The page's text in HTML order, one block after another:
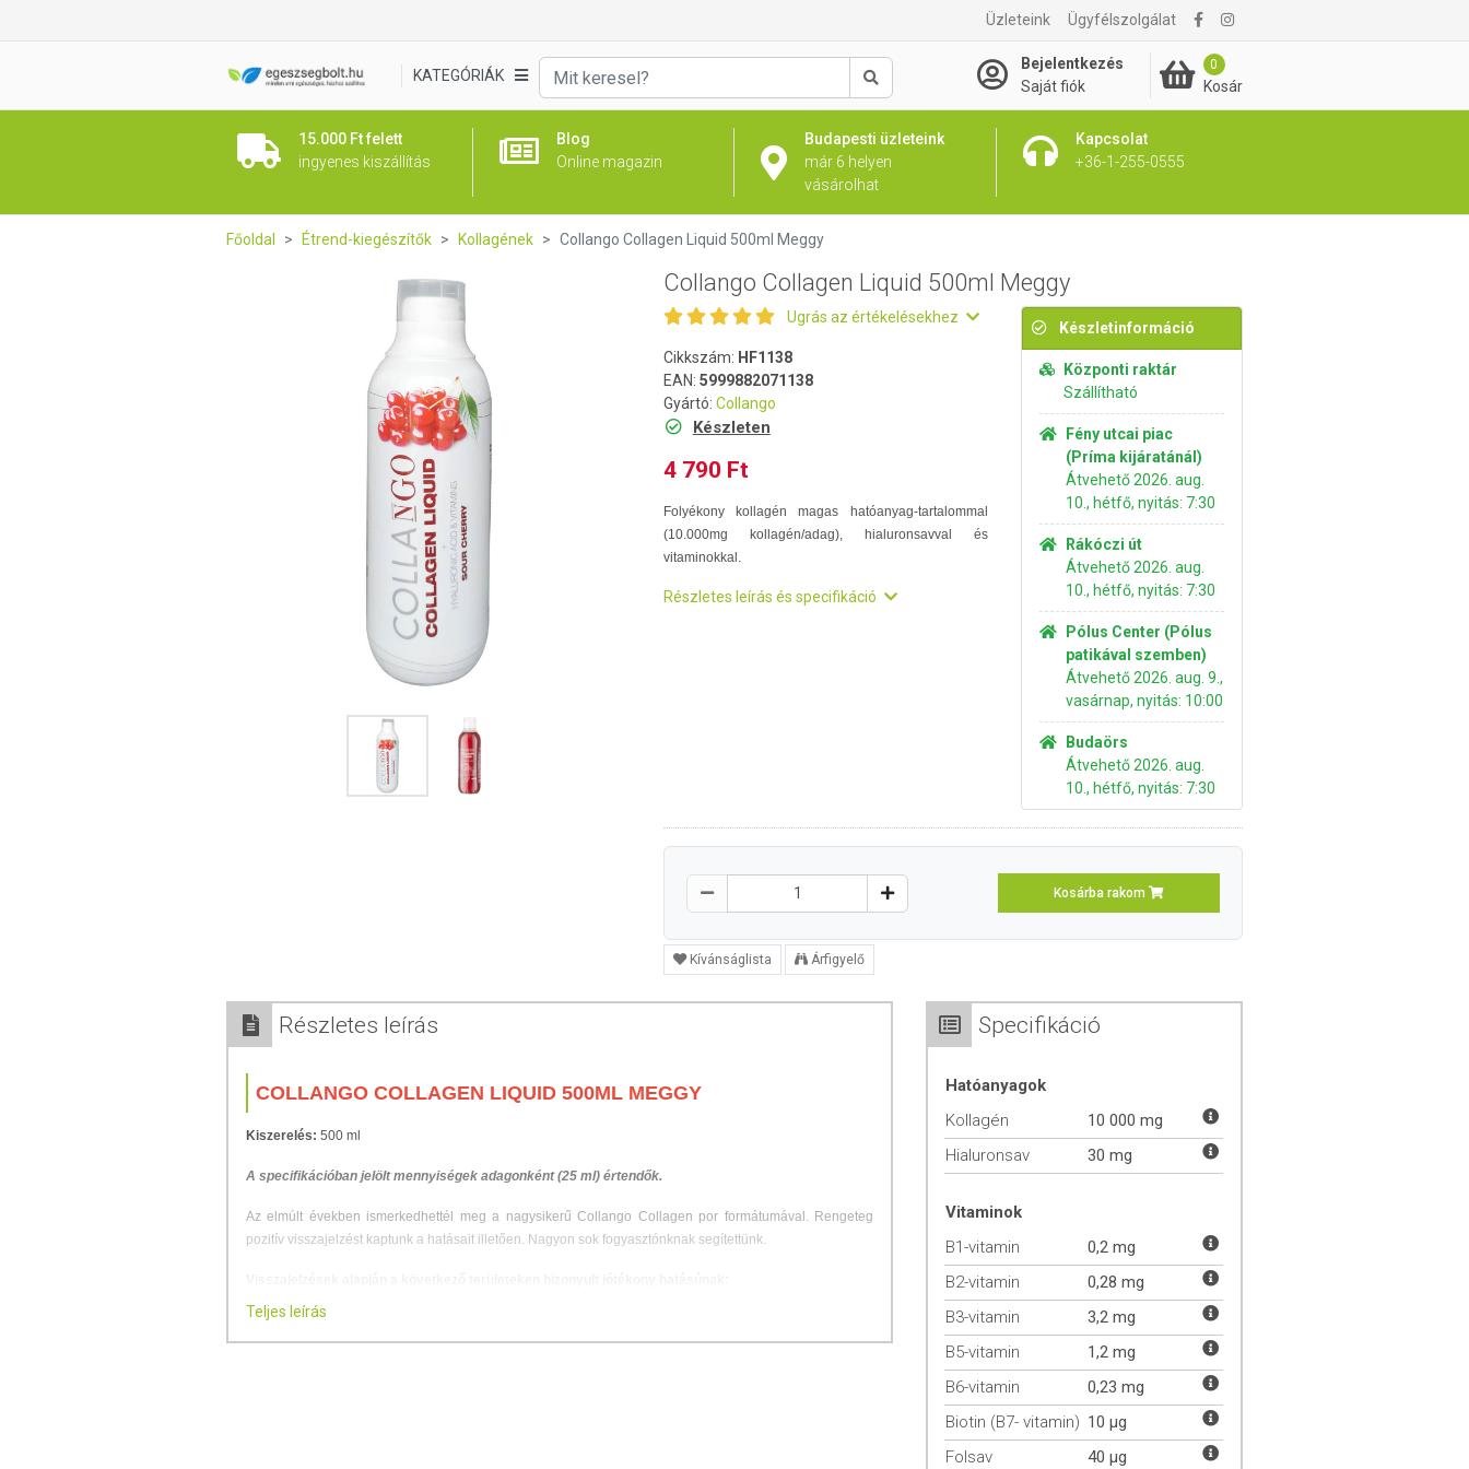
Üzleteink Ügyfélszolgálat
KATEGÓRIÁK
Keresés
Bejelentkezés
Saját fiók
0
Kosár
15.000 Ft felett
ingyenes kiszállítás
Blog
Online magazin
Budapesti üzleteink
már 6 helyen
vásárolhat
Kapcsolat
+36-1-255-0555
4 790 Ft Kosárba rakom
Főoldal Étrend-kiegészítők Kollagének Collango Collagen Liquid 500ml Meggy
Collango Collagen Liquid 500ml Meggy
Ugrás az értékelésekhez
Cikkszám: HF1138
EAN: 5999882071138
Gyártó: Collango
Készleten
4 790 Ft
Folyékony kollagén magas hatóanyag-tartalommal
(10.000mg kollagén/adag), hialuronsavval és
vitaminokkal.
Részletes leírás és specifikáció
Készletinformáció
Központi raktár
Szállítható
Fény utcai piac
(Príma kijáratánál)
Átvehető 2026. aug.
10., hétfő, nyitás: 7:30
Rákóczi út
Átvehető 2026. aug.
10., hétfő, nyitás: 7:30
Pólus Center (Pólus
patikával szemben)
Átvehető 2026. aug. 9.,
vasárnap, nyitás: 10:00
Budaörs
Átvehető 2026. aug.
10., hétfő, nyitás: 7:30
Kosárba rakom
Kívánságlista Árfigyelő
Részletes leírás
COLLANGO COLLAGEN LIQUID 500ML MEGGY
Kiszerelés: 500 ml
A specifikációban jelölt mennyiségek adagonként (25 ml) értendők.
Az elmúlt években ismerkedhettél meg a nagysikerű Collango Collagen por formátumával. Rengeteg
pozitív visszajelzést kaptunk a hatásait illetően. Nagyon sok fogyasztónknak segítettünk.
ízületi panaszok, illetve az ezzel járó fájdalom mérséklése
bőr hidratáltságának fokozása, mimikai ráncok kisimítása
Teljes leírás
Specifikáció
Hatóanyagok
Kollagén
10 000 mg
Hialuronsav
30 mg
Vitaminok
B1-vitamin
0,2 mg
B2-vitamin
0,28 mg
B3-vitamin
3,2 mg
B5-vitamin
1,2 mg
B6-vitamin
0,23 mg
Biotin (B7- vitamin) 10 µg
Folsav
40 µg